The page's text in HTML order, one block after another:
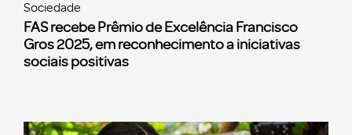
Sociedade
FAS recebe Prêmio de Excelência Francisco
Gros 2025, em reconhecimento a iniciativas
sociais positivas